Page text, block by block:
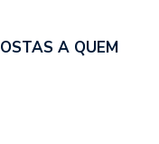
A QUEM